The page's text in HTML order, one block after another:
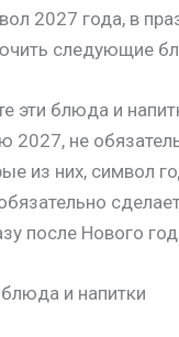
2027 года, в
следующие
эти блюда и
2027, не
из них, символ
после Нового
и напитки